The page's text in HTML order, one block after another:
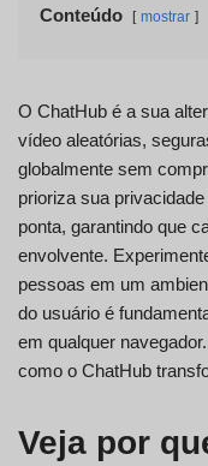
Conteúdo mostrar
O ChatHub é a sua
vídeo aleatórias,
globalmente sem
prioriza sua
ponta, garantindo que
envolvente.
pessoas em um
do usuário é
em qualquer
como o ChatHub
Veja por